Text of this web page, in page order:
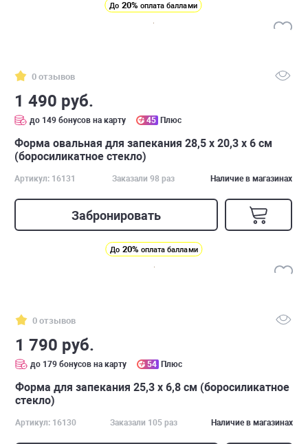
До 20% оплата баллами
0 отзывов
1 490 руб.
до 149 бонусов на карту 45 Плюс
Форма овальная для запекания 28,5 x 20,3 x 6 см
(боросиликатное стекло)
Артикул: 16131 Заказали 98 раз Наличие в магазинах
Забронировать
До 20% оплата баллами
0 отзывов
1 790 руб.
до 179 бонусов на карту 54 Плюс
Форма для запекания 25,3 x 6,8 см (боросиликатное
стекло)
Артикул: 16130 Заказали 105 раз Наличие в магазинах